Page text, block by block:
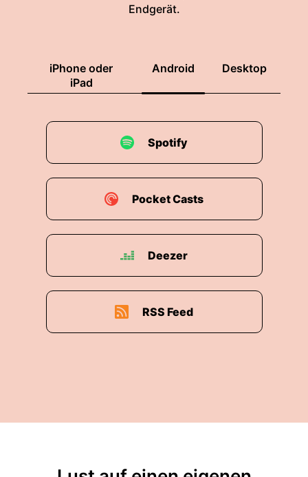
Endgerät.
iPhone oder
iPad
Android Desktop
Spotify
Pocket Casts
Deezer
RSS Feed